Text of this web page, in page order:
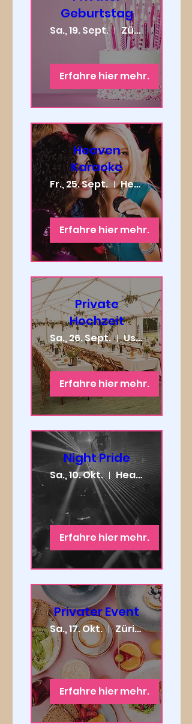
Geburtstag
Sa., 19. Sept. Zürich
Erfahre hier mehr.
Heaven
Karaoke
Fr., 25. Sept. Heaven Zurich
Erfahre hier mehr.
Private
Hochzeit
Sa., 26. Sept. Uster
Erfahre hier mehr.
Night Pride
Sa., 10. Okt. Heaven Zurich
Erfahre hier mehr.
Privater Event
Sa., 17. Okt. Zürich
Erfahre hier mehr.